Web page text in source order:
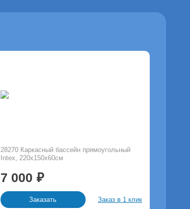
28270 Каркасный бассейн прямоугольный
Intex, 220х150х60см
7 000
Заказать Заказ в 1 клик